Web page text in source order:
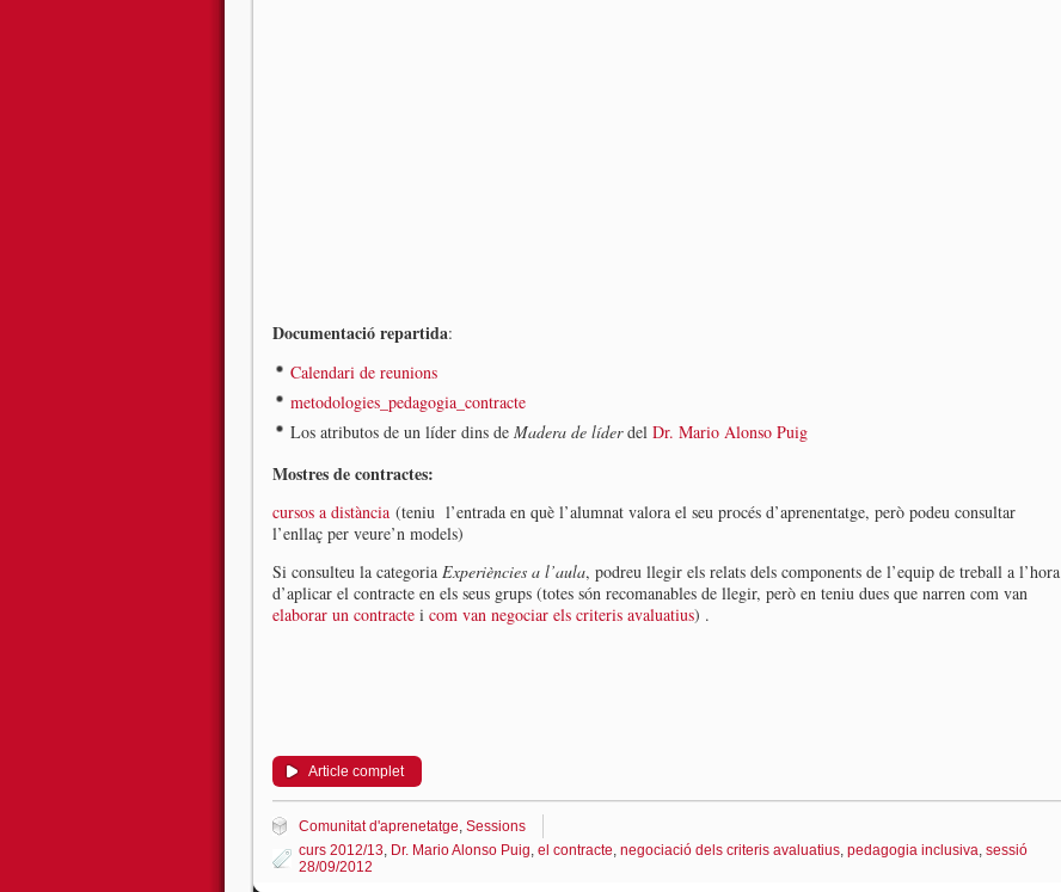
Documentació repartida:
Calendari de reunions
metodologies_pedagogia_contracte
Los atributos de un líder dins de Madera de líderdel Dr. Mario Alonso Puig
Mostres de contractes:
cursos a distància (teniu l’entrada en què l’alumnat valora el seu procés d’aprenentatge, però podeu consultar
l’enllaç per veure’n models)
Si consulteu la categoria Experiències a l’aula, podreu llegir els relats dels components de l’equip de treball a l’hora
d’aplicar el contracte en els seus grups (totes són recomanables de llegir, però en teniu dues que narren com van
elaborar un contracte i com van negociar els criteris avaluatius) .
Article complet
Comunitat d'aprenetatge, Sessions
curs 2012/13, Dr. Mario Alonso Puig, el contracte, negociació dels criteris avaluatius, pedagogia inclusiva, sessió
28/09/2012